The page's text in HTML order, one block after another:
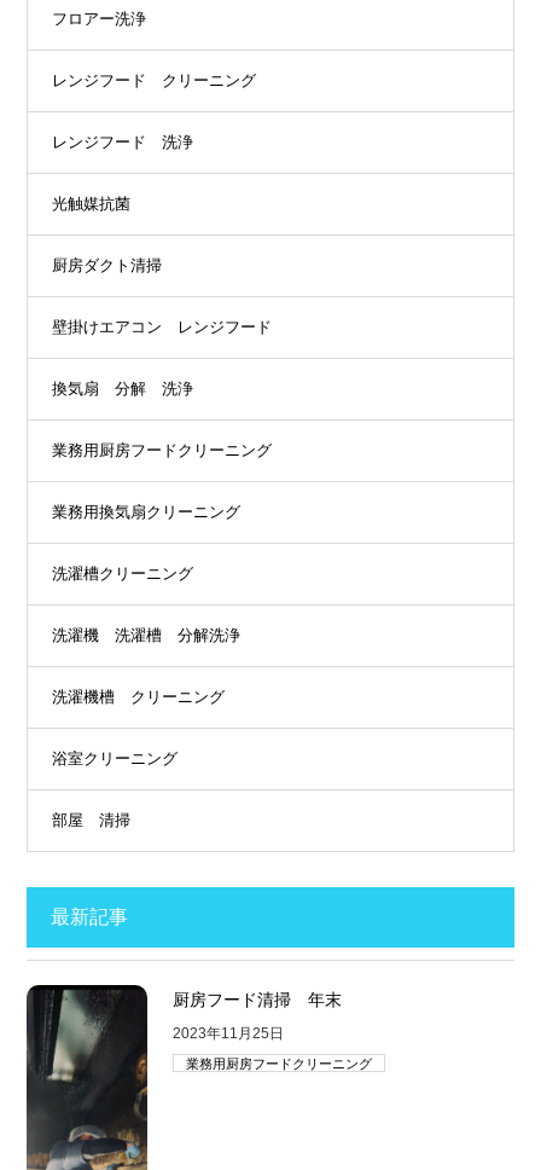
フロアー洗浄
レンジフード クリーニング
レンジフード 洗浄
光触媒抗菌
厨房ダクト清掃
壁掛けエアコン レンジフード
換気扇 分解 洗浄
業務用厨房フードクリーニング
業務用換気扇クリーニング
洗濯槽クリーニング
洗濯機 洗濯槽 分解洗浄
洗濯機槽 クリーニング
浴室クリーニング
部屋 清掃
最新記事
厨房フード清掃 年末
2023年11月25日
業務用厨房フードクリーニング